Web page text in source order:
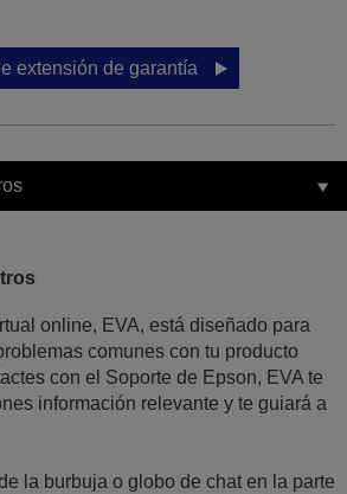
extensión de garantía
online, EVA, está diseñado para
comunes con tu producto
con el Soporte de Epson, EVA te
información relevante y te guiará a
la burbuja o globo de chat en la parte